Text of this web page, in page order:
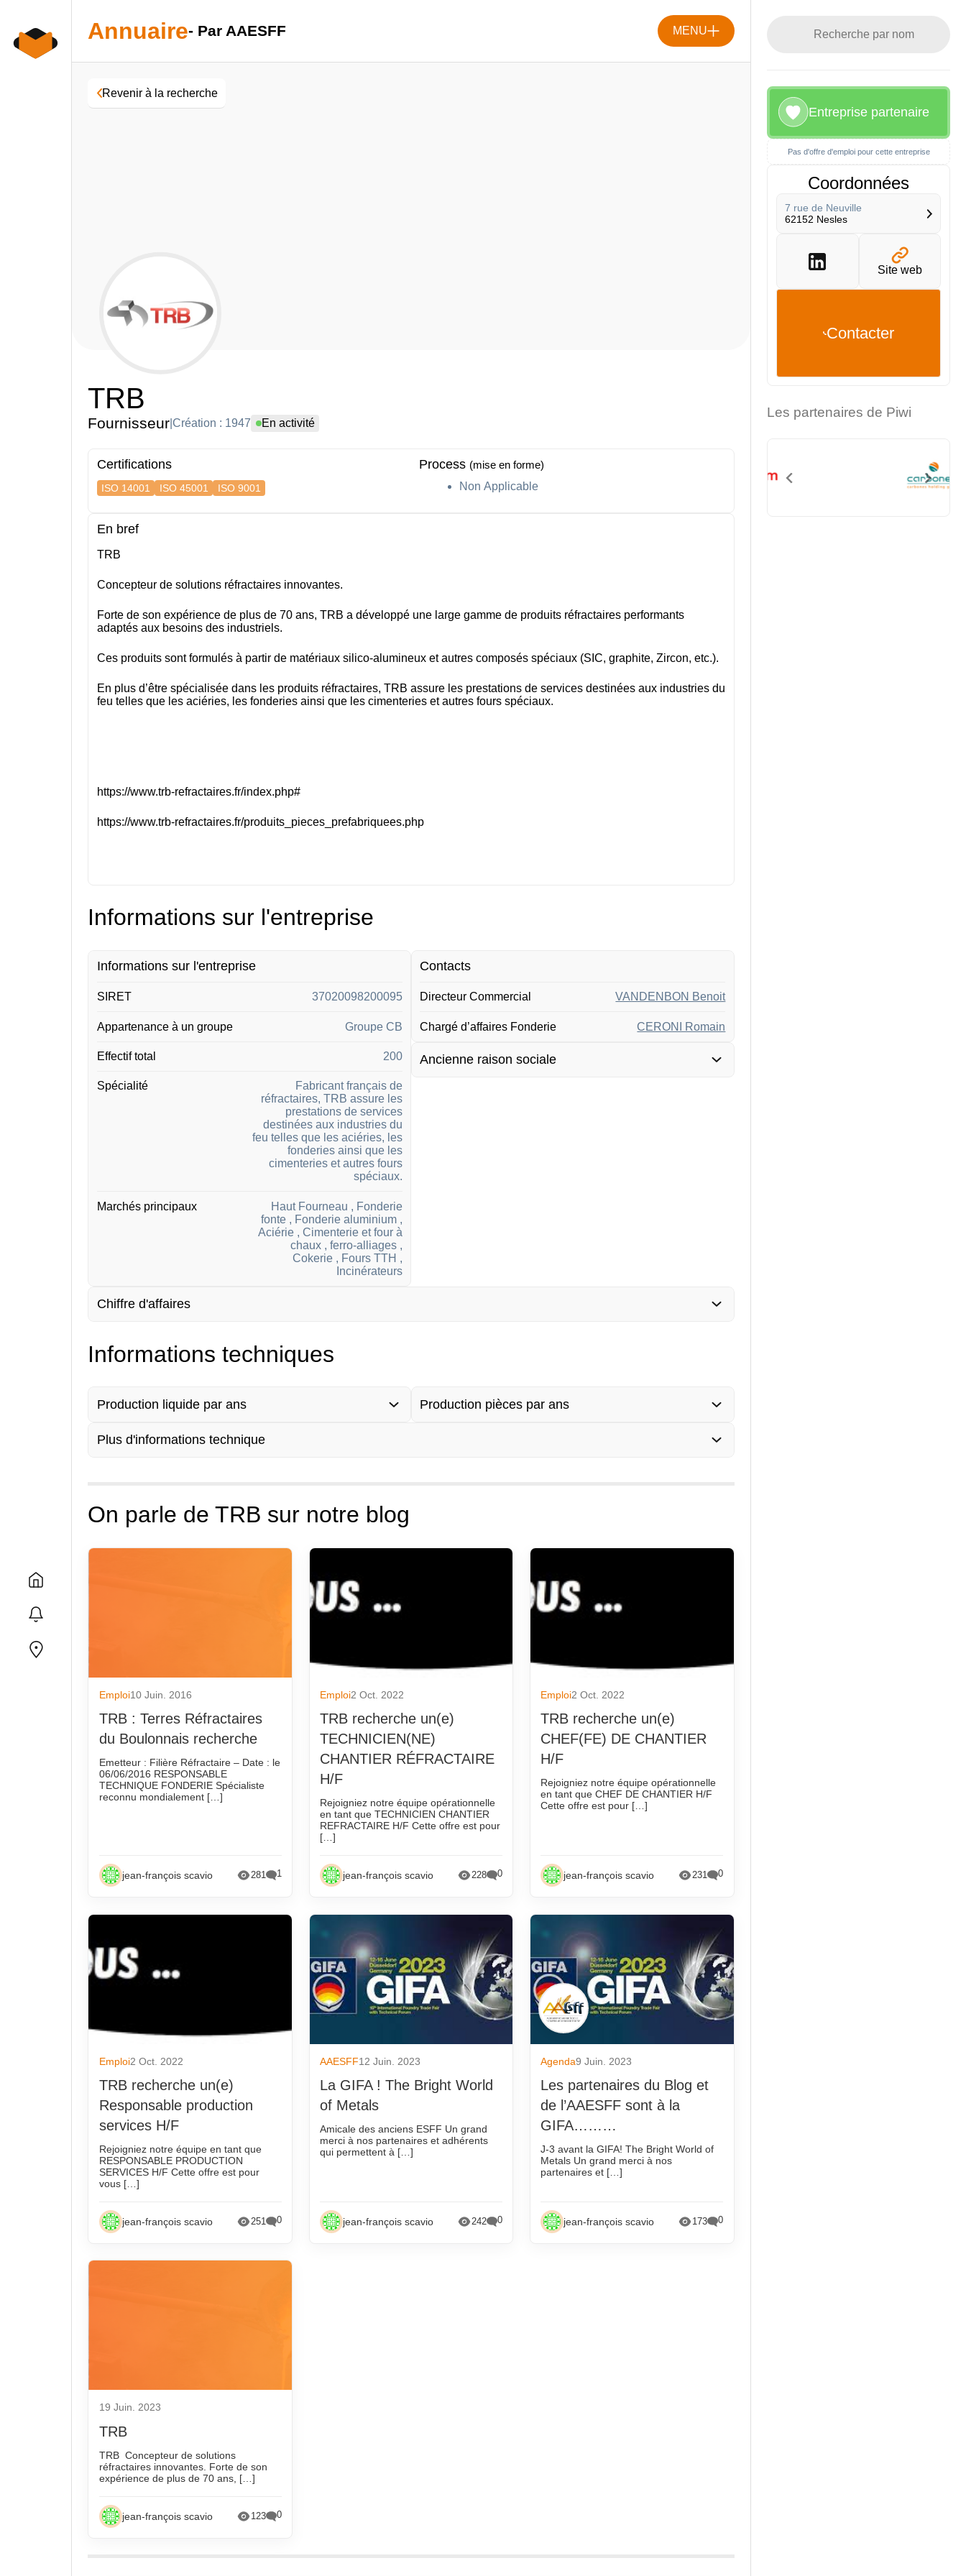
content
Annuaire- Par AAESFF MENU
Revenir à la recherche
TRB
Fournisseur |Création : 1947 En activité
Certifications
ISO 14001 ISO 45001 ISO 9001
Process (mise en forme)
Non Applicable
En bref
TRB
Concepteur de solutions réfractaires innovantes.
Forte de son expérience de plus de 70 ans, TRB a développé une large gamme de produits réfractaires performants
adaptés aux besoins des industriels.
Ces produits sont formulés à partir de matériaux silico-alumineux et autres composés spéciaux (SIC, graphite, Zircon, etc.).
En plus d’être spécialisée dans les produits réfractaires, TRB assure les prestations de services destinées aux industries du
feu telles que les aciéries, les fonderies ainsi que les cimenteries et autres fours spéciaux.
https://www.trb-refractaires.fr/index.php#
https://www.trb-refractaires.fr/produits_pieces_prefabriquees.php
Informations sur l'entreprise
Informations sur l'entreprise
SIRET 37020098200095
Appartenance à un groupe Groupe CB
Effectif total 200
Spécialité
Fabricant français de
réfractaires, TRB assure les
prestations de services
destinées aux industries du
feu telles que les aciéries, les
fonderies ainsi que les
cimenteries et autres fours
spéciaux.
Marchés principaux
Haut Fourneau , Fonderie
fonte , Fonderie aluminium ,
Aciérie , Cimenterie et four à
chaux , ferro-alliages ,
Cokerie , Fours TTH ,
Incinérateurs
Contacts
Directeur Commercial VANDENBON Benoit
Chargé d’affaires Fonderie CERONI Romain
Ancienne raison sociale
Chiffre d'affaires
Informations techniques
Production liquide par ans Production pièces par ans
Plus d'informations technique
On parle de TRB sur notre blog
Emploi10 Juin. 2016
TRB : Terres Réfractaires
du Boulonnais recherche
Emetteur : Filière Réfractaire – Date : le
06/06/2016 RESPONSABLE
TECHNIQUE FONDERIE Spécialiste
reconnu mondialement […]
jean-françois scavio 281 1
Emploi2 Oct. 2022
TRB recherche un(e)
TECHNICIEN(NE)
CHANTIER RÉFRACTAIRE
H/F
Rejoigniez notre équipe opérationnelle
en tant que TECHNICIEN CHANTIER
REFRACTAIRE H/F Cette offre est pour
[…]
jean-françois scavio 228 0
Emploi2 Oct. 2022
TRB recherche un(e)
CHEF(FE) DE CHANTIER
H/F
Rejoigniez notre équipe opérationnelle
en tant que CHEF DE CHANTIER H/F
Cette offre est pour […]
jean-françois scavio 231 0
Emploi2 Oct. 2022
TRB recherche un(e)
Responsable production
services H/F
Rejoigniez notre équipe en tant que
RESPONSABLE PRODUCTION
SERVICES H/F Cette offre est pour
vous […]
jean-françois scavio 251 0
AAESFF12 Juin. 2023
La GIFA ! The Bright World
of Metals
Amicale des anciens ESFF Un grand
merci à nos partenaires et adhérents
qui permettent à […]
jean-françois scavio 242 0
Agenda9 Juin. 2023
Les partenaires du Blog et
de l’AAESFF sont à la
GIFA………
J-3 avant la GIFA! The Bright World of
Metals Un grand merci à nos
partenaires et […]
jean-françois scavio 173 0
19 Juin. 2023
TRB
TRB Concepteur de solutions
réfractaires innovantes. Forte de son
expérience de plus de 70 ans, […]
jean-françois scavio 123 0
Entreprise partenaire
Pas d'offre d'emploi pour cette entreprise
Coordonnées
7 rue de Neuville
62152 Nesles
Site web
Contacter
Les partenaires de Piwi